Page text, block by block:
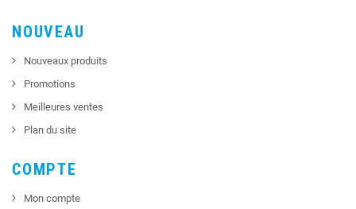
NOUVEAU
Nouveaux produits
Promotions
Meilleures ventes
Plan du site
COMPTE
Mon compte